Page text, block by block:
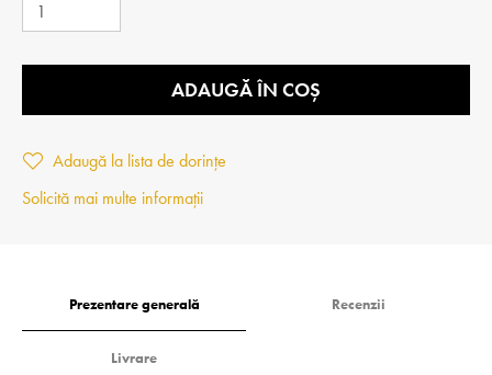
ADAUGĂ ÎN COȘ
Adaugă la lista de dorințe
Solicită mai multe informații
Prezentare generală Recenzii
Livrare